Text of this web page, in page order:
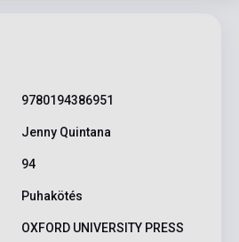
9780194386951
Jenny Quintana
94
Puhakötés
OXFORD UNIVERSITY PRESS